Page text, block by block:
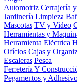
Automotriz Cerrajería
Jardinería Limpieza
Mascotas TV y Video
Herramientas y
Herramienta Eléctrica
Ofícios Cajas y
Escaleras Pesca
Ferretería Y
Pegamentos y